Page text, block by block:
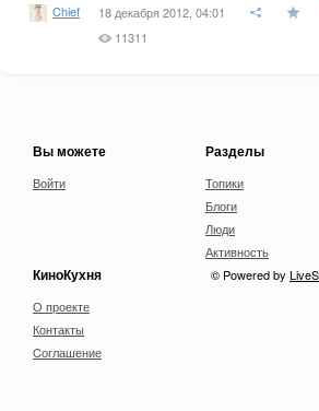
Chief 18 декабря 2012, 04:01
11311
Вы можете
Войти
Разделы
Топики
Блоги
Люди
Активность
КиноКухня
О проекте
Контакты
Cоглашение
© Powered by